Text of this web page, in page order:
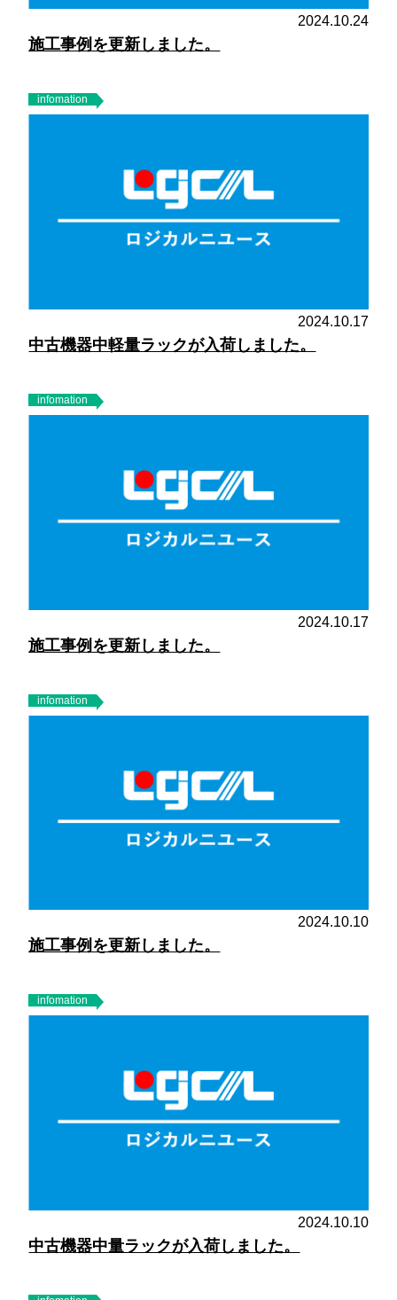
2024.10.24
施工事例を更新しました。
infomation
2024.10.17
中古機器中軽量ラックが入荷しました。
infomation
2024.10.17
施工事例を更新しました。
infomation
2024.10.10
施工事例を更新しました。
infomation
2024.10.10
中古機器中量ラックが入荷しました。